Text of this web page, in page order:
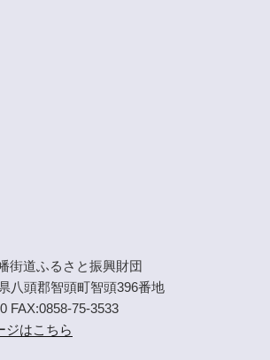
街道ふるさと振興財団
八頭郡智頭町智頭396番地
FAX:0858-75-3533
ジはこちら